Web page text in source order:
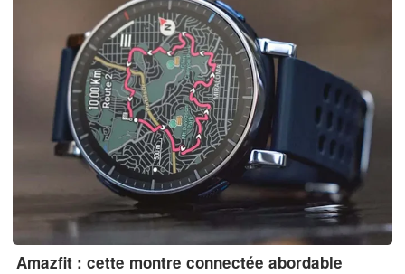
Amazfit : cette montre connectée abordable